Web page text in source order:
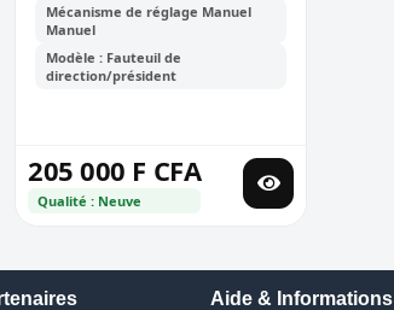
Mécanisme de réglage Manuel
Manuel
Modèle : Fauteuil de
direction/président
205 000 F CFA
Qualité : Neuve
Aide & Informations